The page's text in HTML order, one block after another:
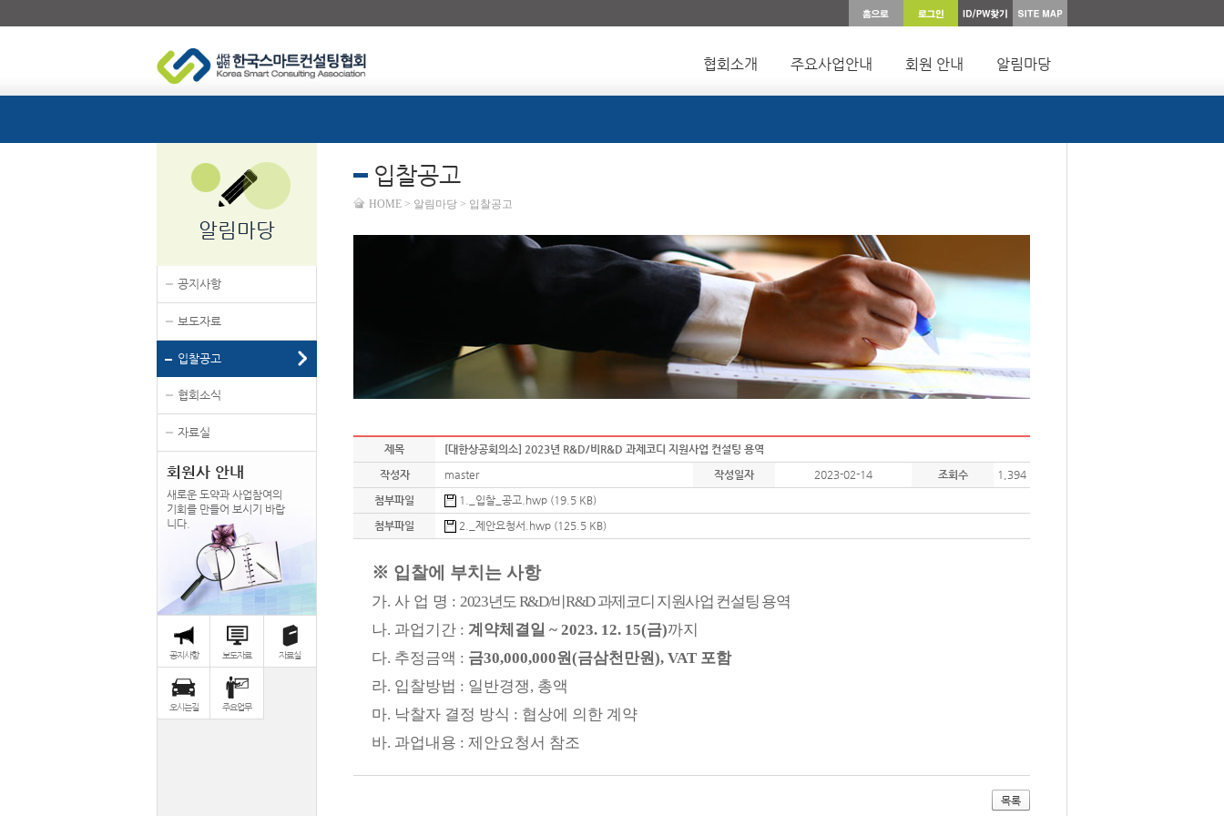
협회소개 주요사업안내 회원 안내 알림마당
알림마당
공지사항
보도자료
입찰공고
협회소식
자료실
회원사 안내
새로운 도약과 사업참여의
기회를 만들어 보시기 바랍
니다.
공지사항 보도자료 자료실
오시는길 주요업무
입찰공고
HOME > 알림마당 > 입찰공고
제목
[대한상공회의소] 2023년 R&D/비R&D 과제코디 지원사업 컨설팅 용역
작성자
master 작성일자 2023-02-14 조회수
1,394
첨부파일
1._입찰_공고.hwp (19.5 KB)
첨부파일
2._제안요청서.hwp (125.5 KB)
※ 입찰에 부치는 사항
가. 사 업 명 : 2023년도R&D/비R&D과제코디 지원사업 컨설팅 용역
나. 과업기간 : 계약체결일 ~ 2023. 12. 15(금)까지
다. 추정금액 : 금30,000,000원(금삼천만원), VAT 포함
라. 입찰방법 : 일반경쟁, 총액
마. 낙찰자 결정 방식 : 협상에 의한 계약
바. 과업내용 : 제안요청서 참조
목록